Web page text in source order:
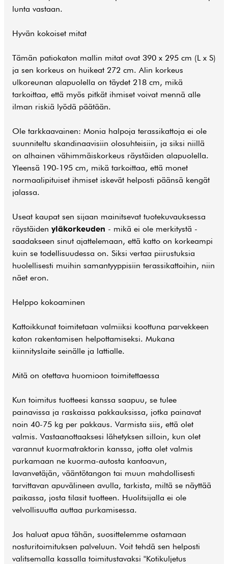
lunta vastaan.
Hyvän kokoiset mitat
Tämän patiokaton mallin mitat ovat 390 x 295 cm (L x S)
ja sen korkeus on huikeat 272 cm. Alin korkeus
ulkoreunan alapuolella on täydet 218 cm, mikä
tarkoittaa, että myös pitkät ihmiset voivat mennä alle
ilman riskiä lyödä päätään.
Ole tarkkaavainen: Monia halpoja terassikattoja ei ole
suunniteltu skandinaavisiin olosuhteisiin, ja siksi niillä
on alhainen vähimmäiskorkeus räystäiden alapuolella.
Yleensä 190-195 cm, mikä tarkoittaa, että monet
normaalipituiset ihmiset iskevät helposti päänsä kengät
jalassa.
Useat kaupat sen sijaan mainitsevat tuotekuvauksessa
räystäiden yläkorkeuden - mikä ei ole merkitystä -
saadakseen sinut ajattelemaan, että katto on korkeampi
kuin se todellisuudessa on. Siksi vertaa piirustuksia
huolellisesti muihin samantyyppisiin terassikattoihin, niin
näet eron.
Helppo kokoaminen
Kattoikkunat toimitetaan valmiiksi koottuna parvekkeen
katon rakentamisen helpottamiseksi. Mukana
kiinnityslaite seinälle ja lattialle.
Mitä on otettava huomioon toimitettaessa
Kun toimitus tuotteesi kanssa saapuu, se tulee
painavissa ja raskaissa pakkauksissa, jotka painavat
noin 40-75 kg per pakkaus. Varmista siis, että olet
valmis. Vastaanottaaksesi lähetyksen silloin, kun olet
varannut kuormatraktorin kanssa, jotta olet valmis
purkamaan ne kuorma-autosta kantoavun,
lavanvetäjän, vääntötangon tai muun mahdollisesti
tarvittavan apuvälineen avulla, tarkista, miltä se näyttää
paikassa, josta tilasit tuotteen. Huolitsijalla ei ole
velvollisuutta auttaa purkamisessa.
Jos haluat apua tähän, suosittelemme ostamaan
nosturitoimituksen palveluun. Voit tehdä sen helposti
valitsemalla kassalla toimitustavaksi "Kotikuljetus